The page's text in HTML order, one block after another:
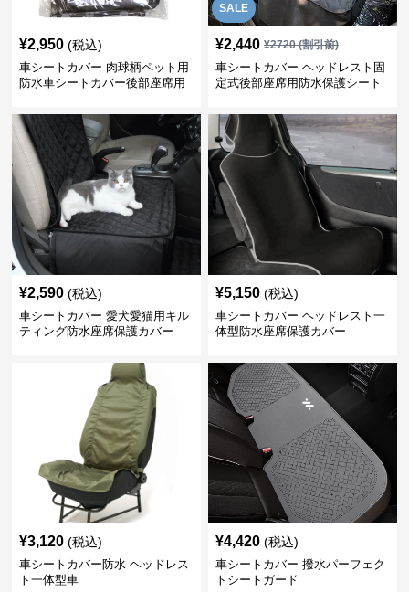
¥2,950 (税込)
車シートカバー 肉球柄ペット用
防水車シートカバー後部座席用
SALE
¥2,440 ¥2720(割引前)
車シートカバー ヘッドレスト固
定式後部座席用防水保護シート
¥2,590 (税込)
車シートカバー 愛犬愛猫用キル
ティング防水座席保護カバー
¥5,150 (税込)
車シートカバー ヘッドレスト一
体型防水座席保護カバー
¥3,120 (税込)
車シートカバー防水 ヘッドレス
ト一体型車
¥4,420 (税込)
車シートカバー 撥水パーフェク
トシートガード